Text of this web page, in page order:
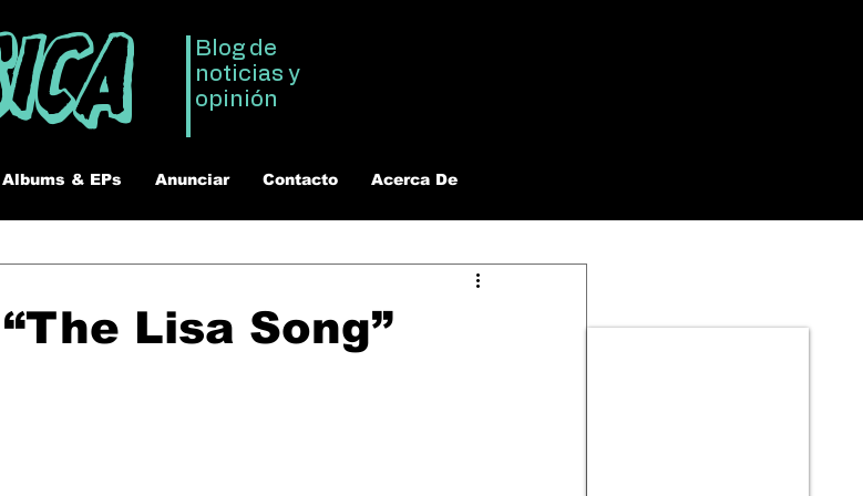
Blog de
noticias y
opinión
Albums & EPs Anunciar Contacto Acerca De
Lisa Song”